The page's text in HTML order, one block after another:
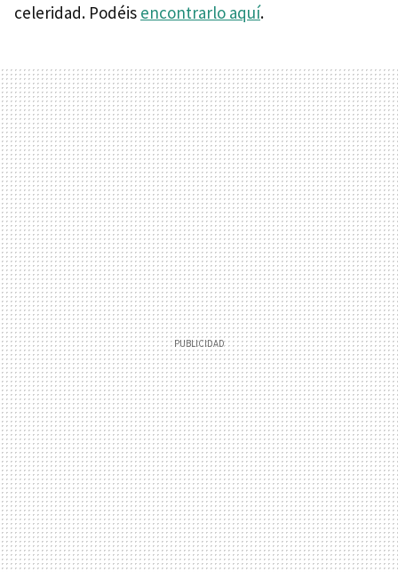
celeridad. Podéis encontrarlo aquí.